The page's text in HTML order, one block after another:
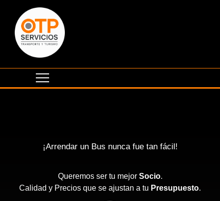
¡Arrendar un Bus nunca fue tan fácil!
Queremos ser tu mejor Socio.
Calidad y Precios que se ajustan a tu Presupuesto.